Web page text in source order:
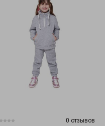
0 отзывов